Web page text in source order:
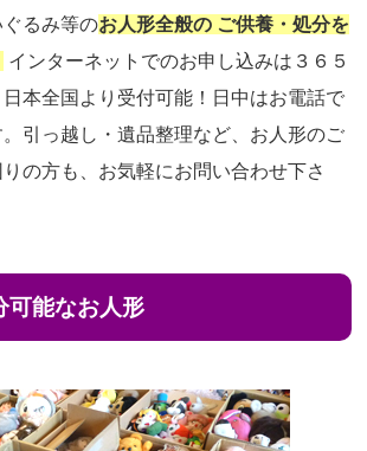
るみ等のお人形全般の ご供養・処分を
インターネットでのお申し込みは３６５
本全国より受付可能！日中はお電話で
引っ越し・遺品整理など、お人形のご
の方も、お気軽にお問い合わせ下さ
可能なお人形